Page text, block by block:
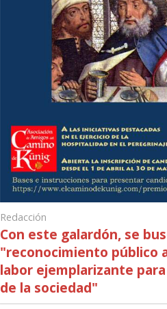
Redacción
Con este galardón, se
"reconocimiento público
labor ejemplarizante
de la sociedad"